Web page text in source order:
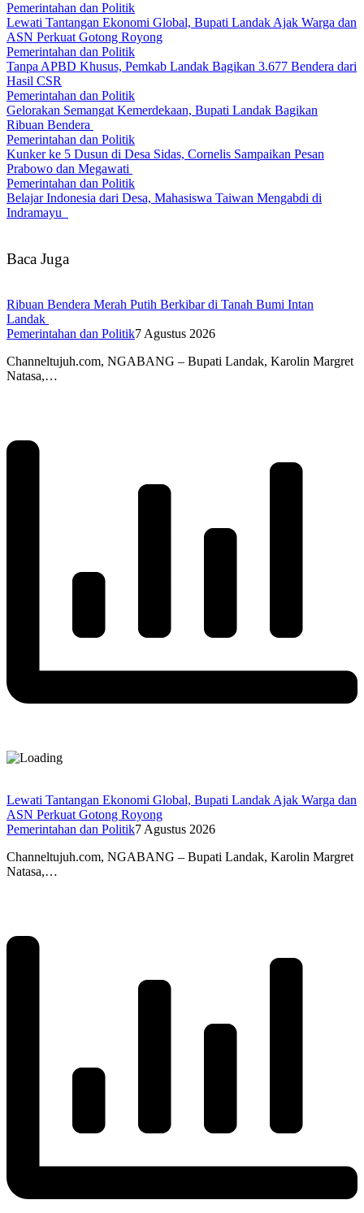
Pemerintahan dan Politik
Lewati Tantangan Ekonomi Global, Bupati Landak Ajak Warga dan
ASN Perkuat Gotong Royong
Pemerintahan dan Politik
Tanpa APBD Khusus, Pemkab Landak Bagikan 3.677 Bendera dari
Hasil CSR
Pemerintahan dan Politik
Gelorakan Semangat Kemerdekaan, Bupati Landak Bagikan
Ribuan Bendera
Pemerintahan dan Politik
Kunker ke 5 Dusun di Desa Sidas, Cornelis Sampaikan Pesan
Prabowo dan Megawati
Pemerintahan dan Politik
Belajar Indonesia dari Desa, Mahasiswa Taiwan Mengabdi di
Indramayu
Baca Juga
Ribuan Bendera Merah Putih Berkibar di Tanah Bumi Intan
Landak
Pemerintahan dan Politik7 Agustus 2026
Channeltujuh.com, NGABANG – Bupati Landak, Karolin Margret
Natasa,…
Lewati Tantangan Ekonomi Global, Bupati Landak Ajak Warga dan
ASN Perkuat Gotong Royong
Pemerintahan dan Politik7 Agustus 2026
Channeltujuh.com, NGABANG – Bupati Landak, Karolin Margret
Natasa,…